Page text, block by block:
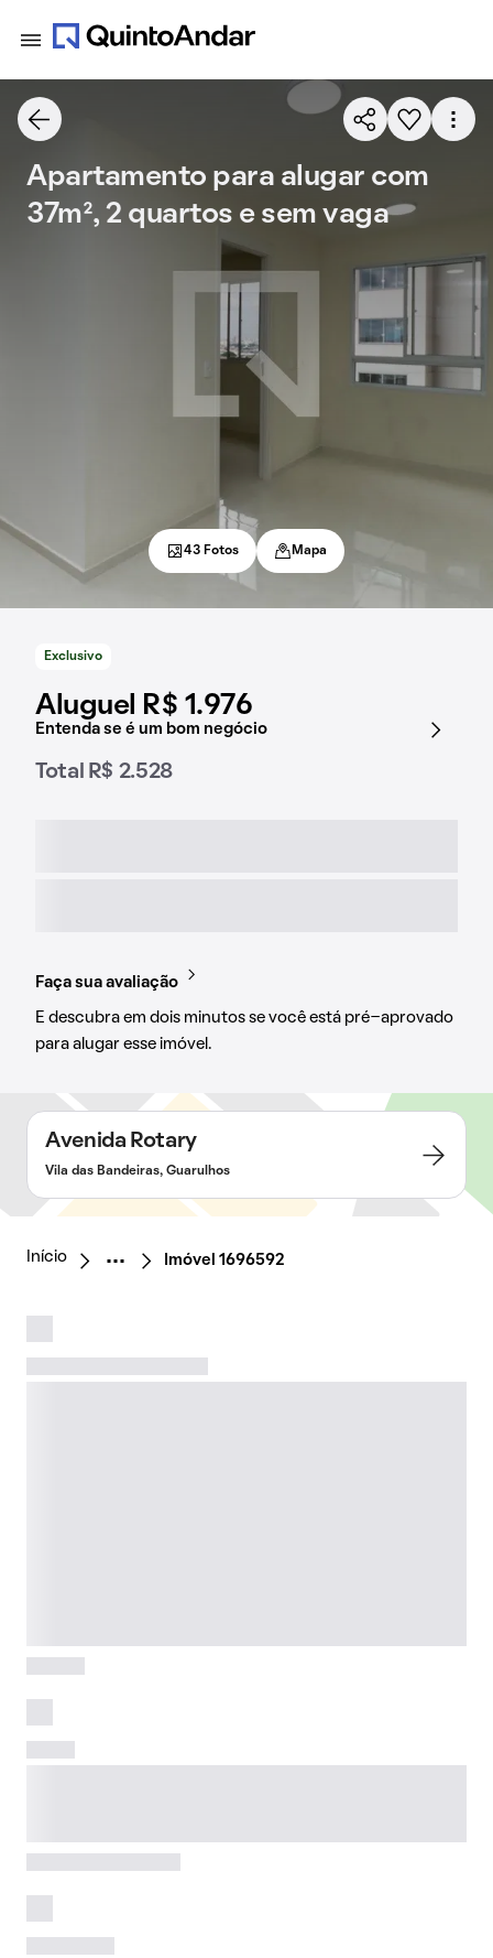
Exclusivo
Aluguel R$ 1.976
Entenda se é um bom negócio
Total R$ 2.528
Faça sua avaliação
E descubra em dois minutos se você está pré-aprovado
para alugar esse imóvel.
Apartamento para alugar com
37m², 2 quartos e sem vaga
43 Fotos Mapa
Avenida Rotary
Vila das Bandeiras, Guarulhos
Início Imóvel 1696592